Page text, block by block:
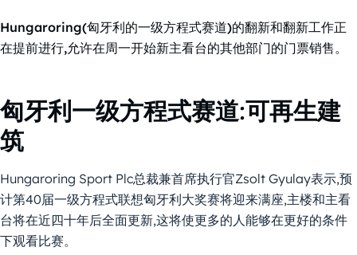
Hungaroring(匈牙利的一级方程式赛道)的翻新和翻新工作正
在提前进行,允许在周一开始新主看台的其他部门的门票销售。
匈牙利一级方程式赛道:可再生建
筑
Hungaroring Sport Plc总裁兼首席执行官Zsolt Gyulay表示,预
计第40届一级方程式联想匈牙利大奖赛将迎来满座,主楼和主看
台将在近四十年后全面更新,这将使更多的人能够在更好的条件
下观看比赛。